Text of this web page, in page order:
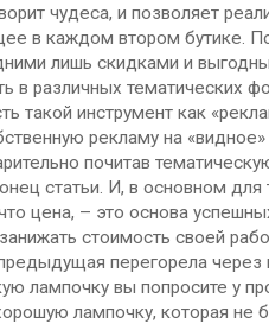
чудеса, и позволяет
в каждом втором бутике.
лишь скидками и
в различных тематических
такой инструмент как
рекламу на
почитав тематическую
статьи. И, в основном
цена, – это основа
стоимость своей
перегорела
лампочку вы попросите у
лампочку, которая не